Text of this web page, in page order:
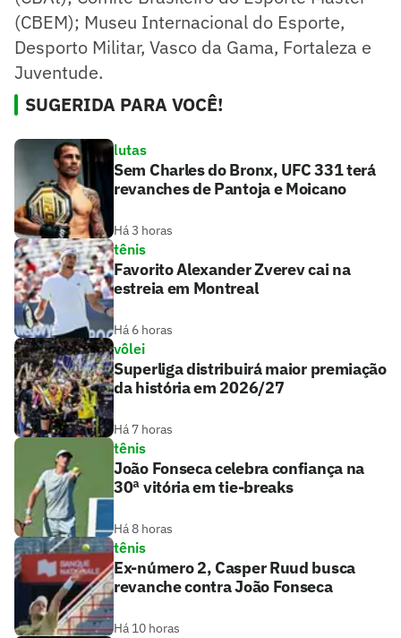
(CBEM); Museu Internacional do Esporte,
Desporto Militar, Vasco da Gama, Fortaleza e
Juventude.
SUGERIDA PARA VOCÊ!
lutas
Sem Charles do Bronx, UFC 331 terá
revanches de Pantoja e Moicano
Há 3 horas
tênis
Favorito Alexander Zverev cai na
estreia em Montreal
Há 6 horas
vôlei
Superliga distribuirá maior premiação
da história em 2026/27
Há 7 horas
tênis
João Fonseca celebra confiança na
30ª vitória em tie-breaks
Há 8 horas
tênis
Ex-número 2, Casper Ruud busca
revanche contra João Fonseca
Há 10 horas